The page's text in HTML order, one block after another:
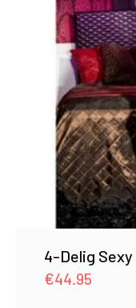
4-Delig
€44.95